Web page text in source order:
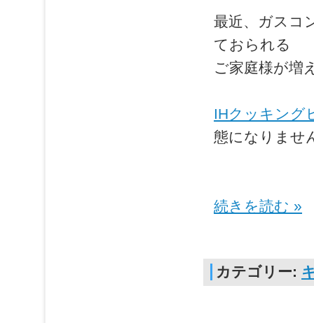
最近、ガスコ
ておられる
ご家庭様が増
IHクッキング
態になりませ
続きを読む »
カテゴリー: